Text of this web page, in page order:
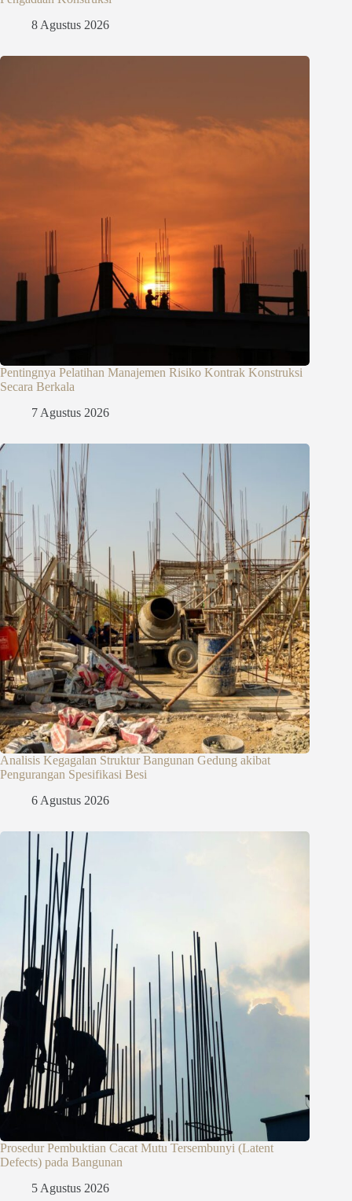
8 Agustus 2026
Pentingnya Pelatihan Manajemen Risiko Kontrak Konstruksi
Secara Berkala
7 Agustus 2026
Analisis Kegagalan Struktur Bangunan Gedung akibat
Pengurangan Spesifikasi Besi
6 Agustus 2026
Prosedur Pembuktian Cacat Mutu Tersembunyi (Latent
Defects) pada Bangunan
5 Agustus 2026